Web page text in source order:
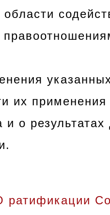
их применения
и о
ратификации